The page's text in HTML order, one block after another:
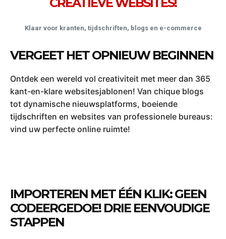
CREATIEVE WEBSITES!
Klaar voor kranten, tijdschriften, blogs en e-commerce
VERGEET HET OPNIEUW BEGINNEN
Ontdek een wereld vol creativiteit met meer dan 365
kant-en-klare websitesjablonen! Van chique blogs
tot dynamische nieuwsplatforms, boeiende
tijdschriften en websites van professionele bureaus:
vind uw perfecte online ruimte!
IMPORTEREN MET ÉÉN KLIK: GEEN
CODEERGEDOE! DRIE EENVOUDIGE
STAPPEN